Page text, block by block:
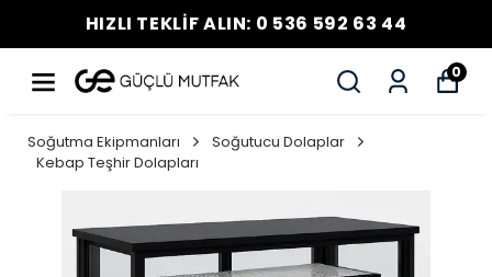
HIZLI TEKLİF ALIN: 0 536 592 63 44
0
Soğutma Ekipmanları
Soğutucu Dolaplar
Kebap Teşhir Dolapları